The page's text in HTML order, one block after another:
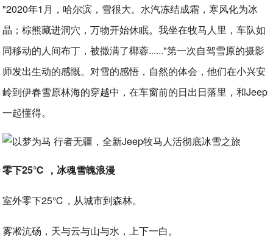
"2020年1月，哈尔滨，雪很大。水汽冻结成霜，寒风化为冰
晶；棕熊藏进洞穴，万物开始休眠。我坐在牧马人里，车队如
同移动的人间布丁，被撒满了椰蓉......"第一次自驾雪原的摄影
师发出生动的感慨。对雪的感悟，自然的体会，他们在小兴安
岭到伊春雪原林海的穿越中，在车窗前的日出日落里，和Jeep
一起懂得。
零下25℃ ，冰魂雪魄浪漫
室外零下25℃，从城市到森林。
雾凇沆砀，天与云与山与水，上下一白。